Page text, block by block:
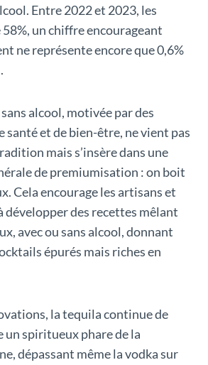
Entre 2022 et 2023, les
un chiffre encourageant
ne représente encore que 0,6%
alcool, motivée par des
santé et de bien-être, ne vient pas
mais s’insère dans une
de premiumisation : on boit
Cela encourage les artisans et
développer des recettes mêlant
avec ou sans alcool, donnant
épurés mais riches en
la tequila continue de
un spiritueux phare de la
dépassant même la vodka sur